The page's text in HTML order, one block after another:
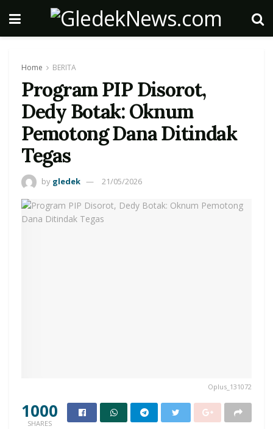
Home BERITA
Program PIP Disorot,
Dedy Botak: Oknum
Pemotong Dana Ditindak
Tegas
by gledek 21/05/2026
Oplus_131072
1000
SHARES